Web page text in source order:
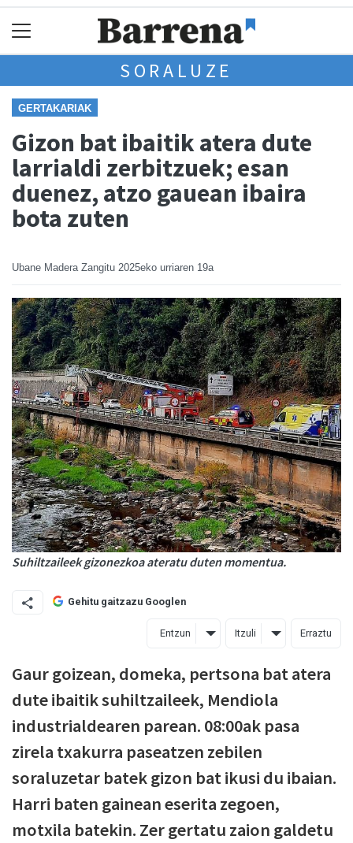
SORALUZE
GERTAKARIAK
Gizon bat ibaitik atera dute
larrialdi zerbitzuek; esan
duenez, atzo gauean ibaira
bota zuten
Ubane Madera Zangitu 2025eko urriaren 19a
Suhiltzaileek gizonezkoa ateratu duten momentua.
Gehitu gaitzazu Googlen
Entzun Itzuli Erraztu
Gaur goizean, domeka, pertsona bat atera
dute ibaitik suhiltzaileek, Mendiola
industrialdearen parean. 08:00ak pasa
zirela txakurra paseatzen zebilen
soraluzetar batek gizon bat ikusi du ibaian.
Harri baten gainean eserita zegoen,
motxila batekin. Zer gertatu zaion galdetu